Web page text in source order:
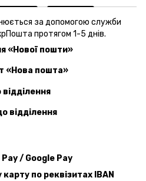
за допомогою служби
протягом 1-5 днів.
«Нової пошти»
«Нова пошта»
відділення
/ Google Pay
по реквізитах IBAN